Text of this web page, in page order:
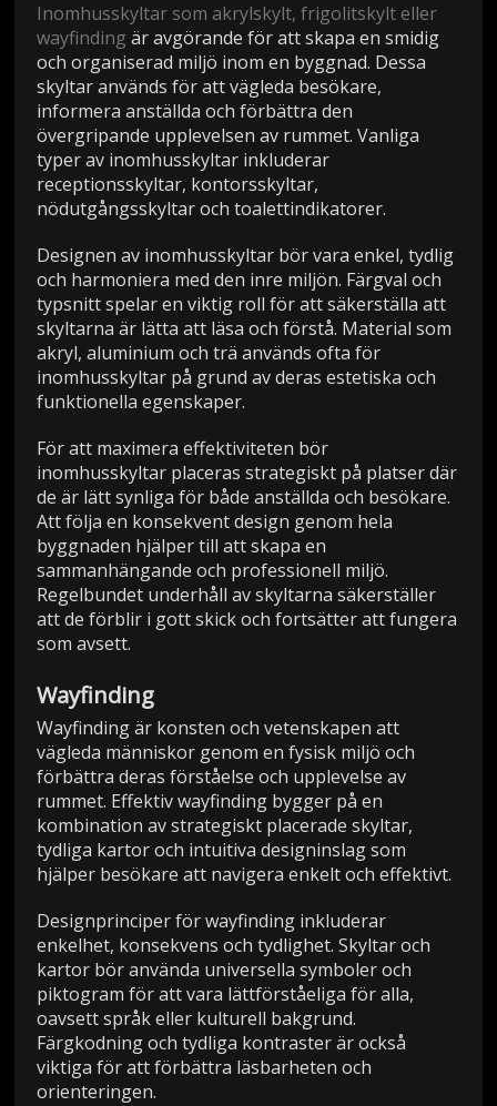
Inomhusskyltar som akrylskylt, frigolitskylt eller
wayfinding är avgörande för att skapa en smidig
och organiserad miljö inom en byggnad. Dessa
skyltar används för att vägleda besökare,
informera anställda och förbättra den
övergripande upplevelsen av rummet. Vanliga
typer av inomhusskyltar inkluderar
receptionsskyltar, kontorsskyltar,
nödutgångsskyltar och toalettindikatorer.
Designen av inomhusskyltar bör vara enkel, tydlig
och harmoniera med den inre miljön. Färgval och
typsnitt spelar en viktig roll för att säkerställa att
skyltarna är lätta att läsa och förstå. Material som
akryl, aluminium och trä används ofta för
inomhusskyltar på grund av deras estetiska och
funktionella egenskaper.
För att maximera effektiviteten bör
inomhusskyltar placeras strategiskt på platser där
de är lätt synliga för både anställda och besökare.
Att följa en konsekvent design genom hela
byggnaden hjälper till att skapa en
sammanhängande och professionell miljö.
Regelbundet underhåll av skyltarna säkerställer
att de förblir i gott skick och fortsätter att fungera
som avsett.
Wayfinding
Wayfinding är konsten och vetenskapen att
vägleda människor genom en fysisk miljö och
förbättra deras förståelse och upplevelse av
rummet. Effektiv wayfinding bygger på en
kombination av strategiskt placerade skyltar,
tydliga kartor och intuitiva designinslag som
hjälper besökare att navigera enkelt och effektivt.
Designprinciper för wayfinding inkluderar
enkelhet, konsekvens och tydlighet. Skyltar och
kartor bör använda universella symboler och
piktogram för att vara lättförståeliga för alla,
oavsett språk eller kulturell bakgrund.
Färgkodning och tydliga kontraster är också
viktiga för att förbättra läsbarheten och
orienteringen.